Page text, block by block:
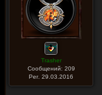
Trasher
Сообщений: 209
Рег. 29.03.2016